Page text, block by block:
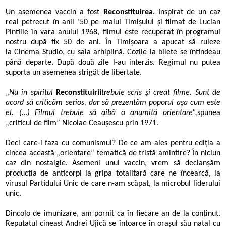
Un asemenea vaccin a fost Reconstituirea. Inspirat de un caz
real petrecut în anii ‘50 pe malul Timișului și filmat de Lucian
Pintilie în vara anului 1968, filmul este recuperat în programul
nostru după fix 50 de ani.
În Timișoara a apucat să ruleze
laCinema Studio, cu sala arhiplină. Cozile la bilete se întindeau
până departe. După două zile l-au interzis. Regimul nu putea
suporta un asemenea strigăt de libertate.
„Nu în spiritul Reconstituiriitrebuie scris şi creat filme. Sunt de
acord să criticăm serios, dar să prezentăm poporul aşa cum este
el. (…) Filmul trebuie să aibă o anumită orientare”,spunea
„criticul de film” Nicolae Ceaușescu prin 1971.
Deci care-i faza cu comunismul? De ce am ales pentru ediția a
cincea această „orientare” tematică de tristă amintire? În niciun
caz din nostalgie. Asemeni unui vaccin, vrem să declanșăm
producția de anticorpi la gripa totalitară care ne încearcă, la
virusul Partidului Unic de care n-am scăpat, la microbul liderului
unic.
Dincolo de imunizare, am pornit ca în fiecare an de la conținut.
Reputatul cineast Andrei Ujică se întoarce în orașul său natal cu